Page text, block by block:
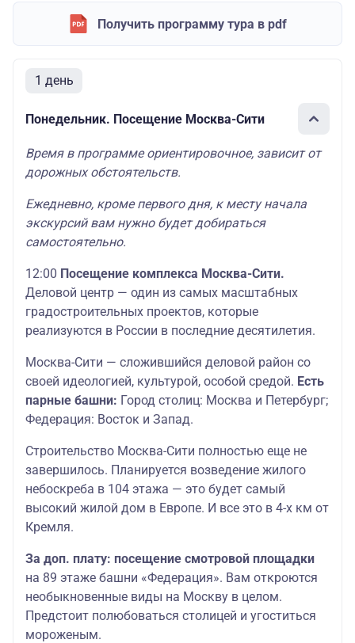
Получить программу тура в pdf
1 день
Понедельник. Посещение Москва-Сити
Время в программе ориентировочное, зависит от
дорожных обстоятельств.
Ежедневно, кроме первого дня, к месту начала
экскурсий вам нужно будет добираться
самостоятельно.
12:00 Посещение комплекса Москва-Сити.
Деловой центр — один из самых масштабных
градостроительных проектов, которые
реализуются в России в последние десятилетия.
Москва-Сити — сложившийся деловой район со
своей идеологией, культурой, особой средой. Есть
парные башни: Город столиц: Москва и Петербург;
Федерация: Восток и Запад.
Строительство Москва-Сити полностью еще не
завершилось. Планируется возведение жилого
небоскреба в 104 этажа — это будет самый
высокий жилой дом в Европе. И все это в 4-х км от
Кремля.
За доп. плату: посещение смотровой площадки
на 89 этаже башни «Федерация». Вам откроются
необыкновенные виды на Москву в целом.
Предстоит полюбоваться столицей и угоститься
мороженым.